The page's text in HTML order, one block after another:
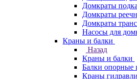
Домкраты
Домкраты
Домкраты
Насосы для
Краны и балки
Назад
Краны и балки
Балки опорные
Краны